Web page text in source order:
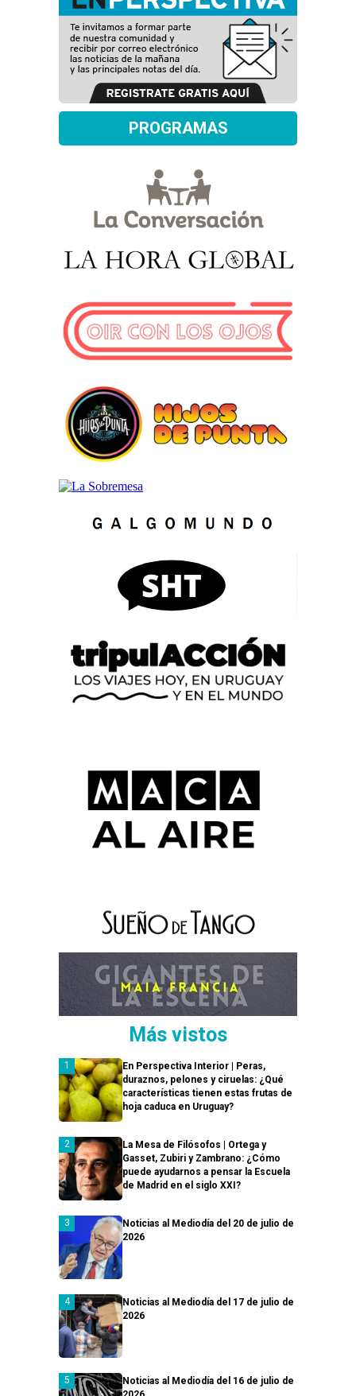
PROGRAMAS
Más vistos
En Perspectiva Interior | Peras,
duraznos, pelones y ciruelas: ¿Qué
características tienen estas frutas de
hoja caduca en Uruguay?
La Mesa de Filósofos | Ortega y
Gasset, Zubiri y Zambrano: ¿Cómo
puede ayudarnos a pensar la Escuela
de Madrid en el siglo XXI?
Noticias al Mediodía del 20 de julio de
2026
Noticias al Mediodía del 17 de julio de
2026
Noticias al Mediodía del 16 de julio de